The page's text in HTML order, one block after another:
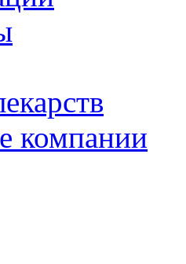
компании